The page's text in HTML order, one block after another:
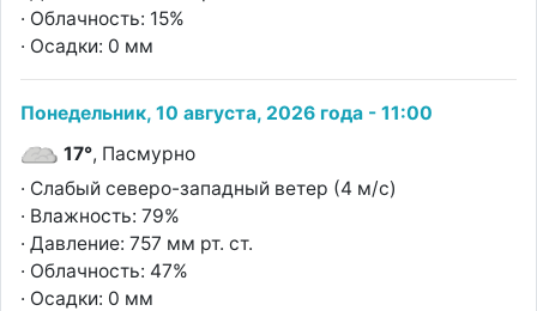
· Облачность: 15%
· Осадки: 0 мм
Понедельник, 10 августа, 2026 года - 11:00
17°, Пасмурно
· Слабый северо-западный ветер (4 м/с)
· Влажность: 79%
· Давление: 757 мм рт. ст.
· Облачность: 47%
· Осадки: 0 мм